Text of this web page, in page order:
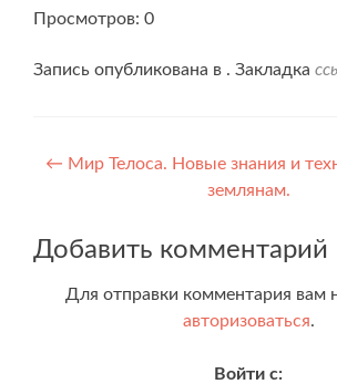
Просмотров: 0
Запись опубликована в . Закладка
Навигация
записям
← Мир Телоса. Новые знания и
землянам.
Добавить комментарий
Для отправки комментария вам
авторизоваться.
Войти с: